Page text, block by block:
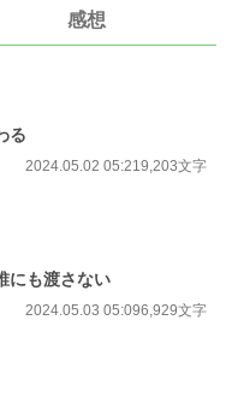
心の彩菜は、陽太の存在に苛立
感想
る
2024.05.02 05:219,203文字
にも渡さない
2024.05.03 05:096,929文字